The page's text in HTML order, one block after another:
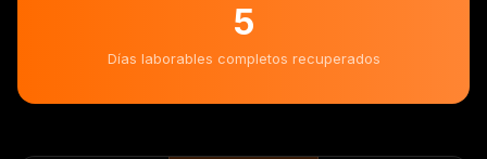
5
Días laborables completos recuperados